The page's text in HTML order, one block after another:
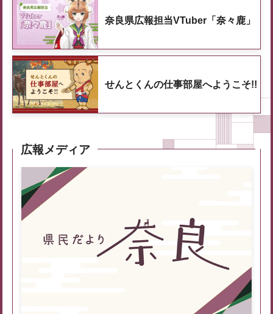
奈良県広報担当VTuber「奈々鹿」
せんとくんの仕事部屋へようこそ!!
広報メディア